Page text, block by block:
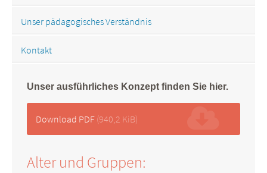
Unser pädagogisches Verständnis
Kontakt
Unser ausführliches Konzept finden Sie hier.
Download PDF (940,2 KiB)
Alter und Gruppen: